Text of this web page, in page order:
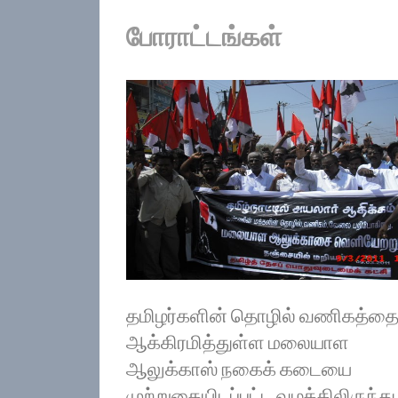
போராட்டங்கள்
தமிழர்களின் தொழில் வணிகத்தை
ஆக்கிரமித்துள்ள மலையாள
ஆலுக்காஸ் நகைக் கடையை